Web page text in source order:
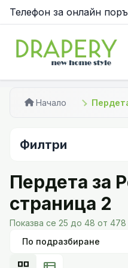
Телефон за онлайн
Начало
Филтри
Пердета за
страница 2
Показва се 25 до 48 от